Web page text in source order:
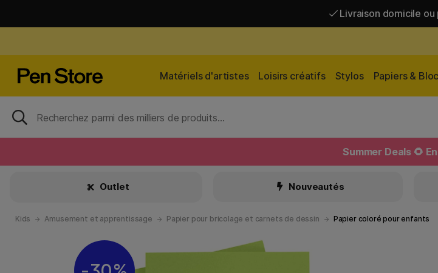
Livraison domicile ou
Matériels d'artistes Loisirs créatifs Stylos Papiers &
Summer Deals 🌻
Outlet Nouveautés
Kids Amusement et apprentissage Papier pour bricolage et carnets de dessin Papier coloré pour enfants